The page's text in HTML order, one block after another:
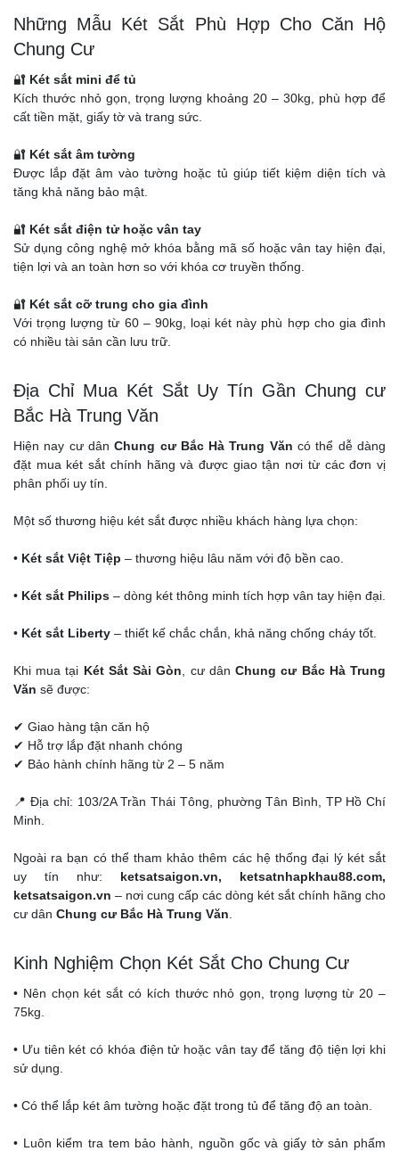
Những Mẫu Két Sắt Phù Hợp Cho Căn Hộ
Chung Cư
🔐 Két sắt mini để tủ
Kích thước nhỏ gọn, trọng lượng khoảng 20 – 30kg, phù hợp để
cất tiền mặt, giấy tờ và trang sức.
🔐 Két sắt âm tường
Được lắp đặt âm vào tường hoặc tủ giúp tiết kiệm diện tích và
tăng khả năng bảo mật.
🔐 Két sắt điện tử hoặc vân tay
Sử dụng công nghệ mở khóa bằng mã số hoặc vân tay hiện đại,
tiện lợi và an toàn hơn so với khóa cơ truyền thống.
🔐 Két sắt cỡ trung cho gia đình
Với trọng lượng từ 60 – 90kg, loại két này phù hợp cho gia đình
có nhiều tài sản cần lưu trữ.
Địa Chỉ Mua Két Sắt Uy Tín Gần Chung cư
Bắc Hà Trung Văn
Hiện nay cư dânChung cư Bắc Hà Trung Văn có thể dễ dàng
đặt mua két sắt chính hãng và được giao tận nơi từ các đơn vị
phân phối uy tín.
Một số thương hiệu két sắt được nhiều khách hàng lựa chọn:
• Két sắt Việt Tiệp – thương hiệu lâu năm với độ bền cao.
• Két sắt Philips – dòng két thông minh tích hợp vân tay hiện đại.
• Két sắt Liberty – thiết kế chắc chắn, khả năng chống cháy tốt.
Khi mua tại Két Sắt Sài Gòn , cư dânChung cư Bắc Hà Trung
Văn sẽ được:
✔ Giao hàng tận căn hộ
✔ Hỗ trợ lắp đặt nhanh chóng
✔ Bảo hành chính hãng từ 2 – 5 năm
📍 Địa chỉ: 103/2A Trần Thái Tông, phường Tân Bình, TP Hồ Chí
Minh.
Ngoài ra bạn có thể tham khảo thêm các hệ thống đại lý két sắt
uy tín như: ketsatsaigon.vn, ketsatnhapkhau88.com,
ketsatsaigon.vn – nơi cung cấp các dòng két sắt chính hãng cho
cư dân Chung cư Bắc Hà Trung Văn
Kinh Nghiệm Chọn Két Sắt Cho Chung Cư
• Nên chọn két sắt có kích thước nhỏ gọn, trọng lượng từ 20 –
75kg.
• Ưu tiên két có khóa điện tử hoặc vân tay để tăng độ tiện lợi khi
sử dụng.
• Có thể lắp két âm tường hoặc đặt trong tủ để tăng độ an toàn.
• Luôn kiểm tra tem bảo hành, nguồn gốc và giấy tờ sản phẩm